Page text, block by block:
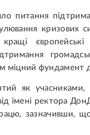
питання
кризових
міцний фундамент
як учасниками,
імені ректора
зазначивши,